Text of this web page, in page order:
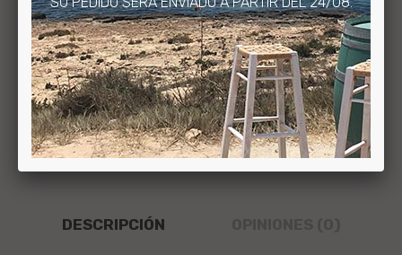
Cantidad: COMPRAR
FAVORITOS COMPARAR ESTE PRODUCTO
DESCRIPCIÓN